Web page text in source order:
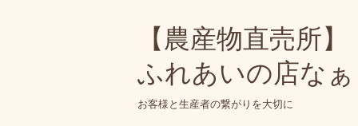
【農産物直売所】
ふれあいの店な
お客様と生産者の繋がりを大切に